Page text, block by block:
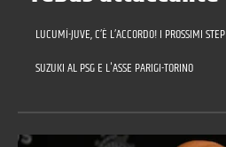
LUCUMÍ-JUVE, C’È L’ACCORDO! I PROSSIMI STEP
SUZUKI AL PSG E L'ASSE PARIGI-TORINO